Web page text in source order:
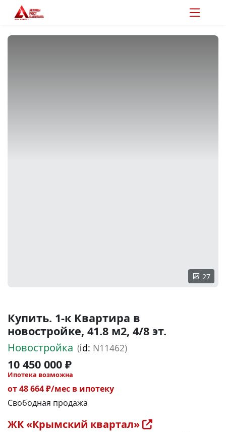
27
Купить. 1-к Квартира в
новостройке, 41.8 м2, 4/8 эт.
Новостройка (id: N11462)
10 450 000 ₽
Ипотека возможна
от 48 664 ₽/мес в ипотеку
Свободная продажа
ЖК «Крымский квартал»